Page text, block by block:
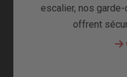
escalier, nos
offrent